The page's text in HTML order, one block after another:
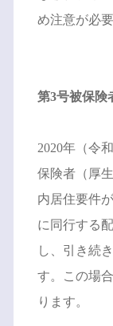
め注意が必要
第3号被保険
2020年（令
保険者（厚
内居住要件
に同行する
し、引き続
す。この場
ります。